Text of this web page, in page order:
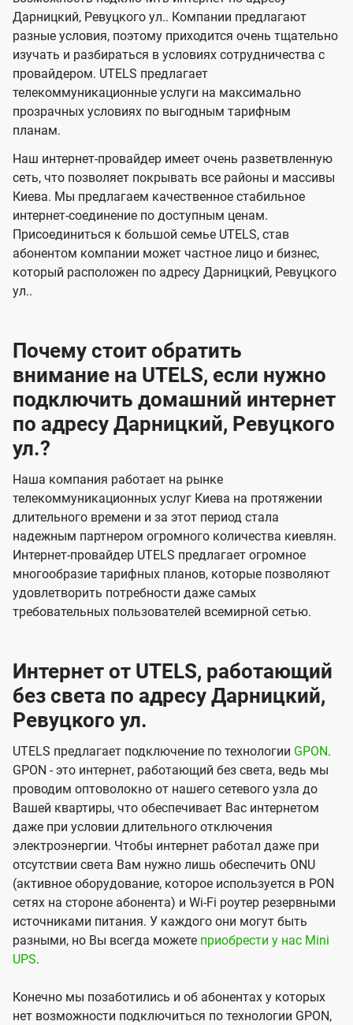
t
e
l
s
л
е
в
и
д
е
н
и
я
л
е
в
д
е
и
я
Дарницкий, Ревуцкого ул.. Компании предлагают
разные условия, поэтому приходится очень тщательно
изучать и разбираться в условиях сотрудничества с
провайдером. UTELS предлагает
телекоммуникационные услуги на максимально
прозрачных условиях по выгодным тарифным
планам.
Наш интернет-провайдер имеет очень разветвленную
сеть, что позволяет покрывать все районы и массивы
Киева. Мы предлагаем качественное стабильное
интернет-соединение по доступным ценам.
Присоединиться к большой семье UTELS, став
абонентом компании может частное лицо и бизнес,
который расположен по адресу Дарницкий, Ревуцкого
ул..
Почему стоит обратить
внимание на UTELS, если нужно
подключить домашний интернет
по адресу Дарницкий, Ревуцкого
ул.?
Наша компания работает на рынке
телекоммуникационных услуг Киева на протяжении
длительного времени и за этот период стала
надежным партнером огромного количества киевлян.
Интернет-провайдер UTELS предлагает огромное
многообразие тарифных планов, которые позволяют
удовлетворить потребности даже самых
требовательных пользователей всемирной сетью.
Интернет от UTELS, работающий
без света по адресу Дарницкий,
Ревуцкого ул.
UTELS предлагает подключение по технологии GPON.
GPON - это интернет, работающий без света, ведь мы
проводим оптоволокно от нашего сетевого узла до
Вашей квартиры, что обеспечивает Вас интернетом
даже при условии длительного отключения
электроэнергии. Чтобы интернет работал даже при
отсутствии света Вам нужно лишь обеспечить ONU
(активное оборудование, которое используется в PON
сетях на стороне абонента) и Wi-Fi роутер резервными
источниками питания. У каждого они могут быть
разными, но Вы всегда можете приобрести у нас Mini
UPS.
Конечно мы позаботились и об абонентах у которых
нет возможности подключиться по технологии GPON,